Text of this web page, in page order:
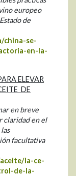
europeo
de
china-se-
en-la-
ELEVAR
DE
en breve
claridad en el
facultativa
la-ce-
de-la-